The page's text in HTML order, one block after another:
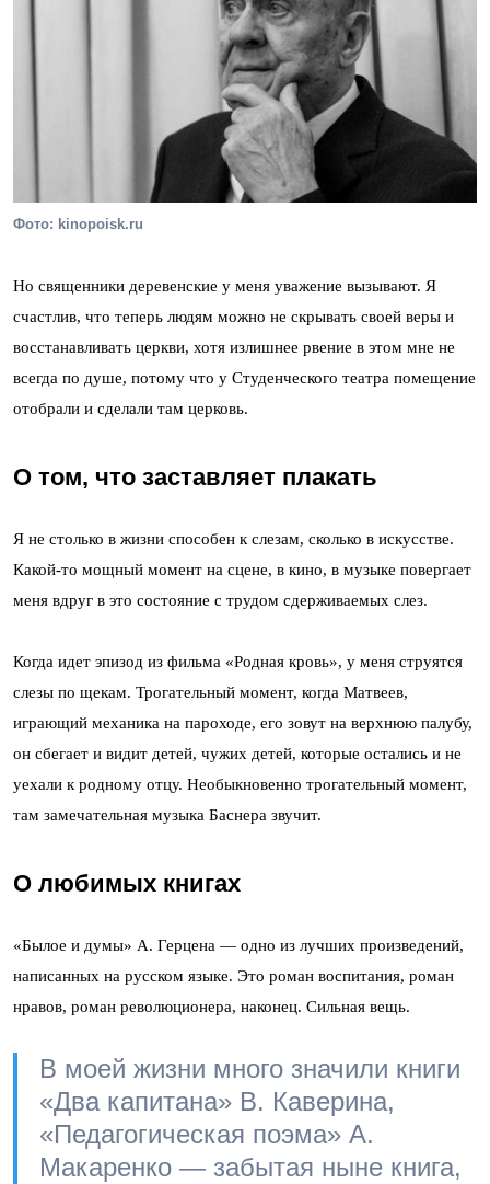
Фото: kinopoisk.ru
Но священники деревенские у меня уважение вызывают. Я
счастлив, что теперь людям можно не скрывать своей веры и
восстанавливать церкви, хотя излишнее рвение в этом мне не
всегда по душе, потому что у Студенческого театра помещение
отобрали и сделали там церковь.
О том, что заставляет плакать
Я не столько в жизни способен к слезам, сколько в искусстве.
Какой-то мощный момент на сцене, в кино, в музыке повергает
меня вдруг в это состояние с трудом сдерживаемых слез.
Когда идет эпизод из фильма «Родная кровь», у меня струятся
слезы по щекам. Трогательный момент, когда Матвеев,
играющий механика на пароходе, его зовут на верхнюю палубу,
он сбегает и видит детей, чужих детей, которые остались и не
уехали к родному отцу. Необыкновенно трогательный момент,
там замечательная музыка Баснера звучит.
О любимых книгах
«Былое и думы» А. Герцена — одно из лучших произведений,
написанных на русском языке. Это роман воспитания, роман
нравов, роман революционера, наконец. Сильная вещь.
В моей жизни много значили книги
«Два капитана» В. Каверина,
«Педагогическая поэма» А.
Макаренко — забытая ныне книга,